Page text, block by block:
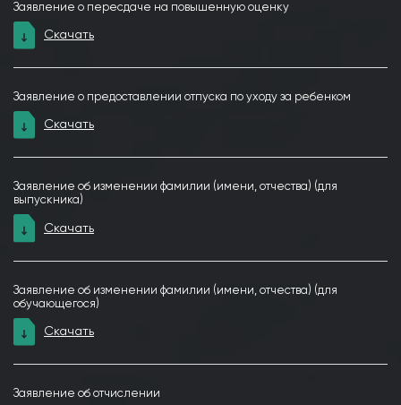
Заявление о пересдаче на повышенную оценку
Скачать
Заявление о предоставлении отпуска по уходу за ребенком
Скачать
Заявление об изменении фамилии (имени, отчества) (для
выпускника)
Скачать
Заявление об изменении фамилии (имени, отчества) (для
обучающегося)
Скачать
Заявление об отчислении